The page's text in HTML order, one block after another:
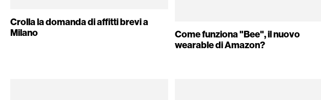
Crolla la domanda di affitti brevi a
Milano
Come funziona "Bee", il nuovo
wearable di Amazon?